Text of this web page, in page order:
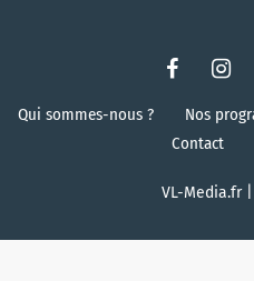
Qui sommes-nous ? Nos
Contact
VL-Media.fr